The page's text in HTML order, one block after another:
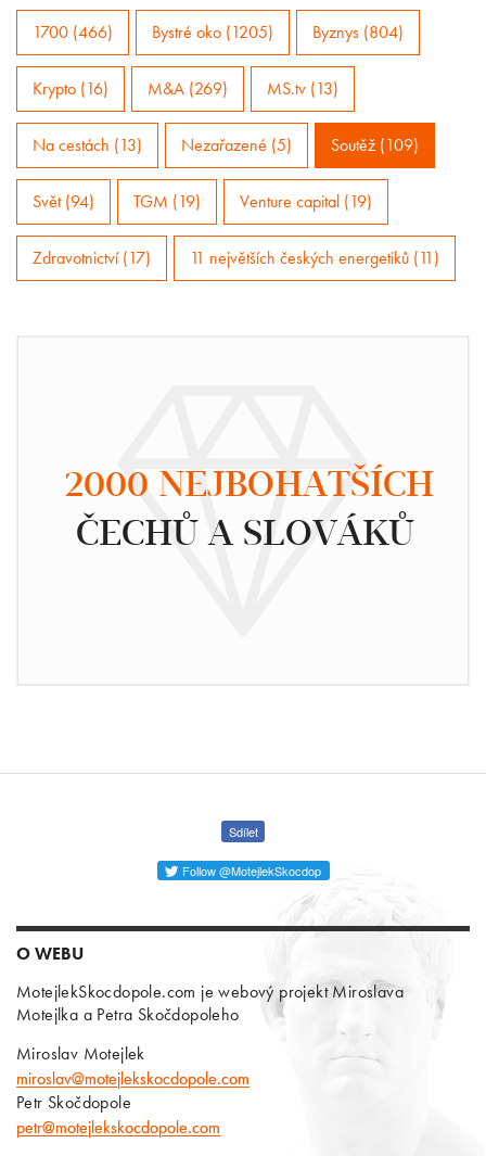
1700 (466) Bystré oko (1205) Byznys (804)
Krypto (16) M&A (269) MS.tv (13)
Na cestách (13) Nezařazené (5) Soutěž (109)
Svět (94) TGM (19) Venture capital (19)
Zdravotnictví (17) 11 největších českých energetiků (11)
2000 NEJBOHATŠÍCH
ČECHŮ A SLOVÁKŮ
Sdílet
Follow @MotejlekSkocdop
O WEBU
MotejlekSkocdopole.com je webový projekt Miroslava
Motejlka a Petra Skočdopoleho
Miroslav Motejlek
miroslav@motejlekskocdopole.com
Petr Skočdopole
petr@motejlekskocdopole.com